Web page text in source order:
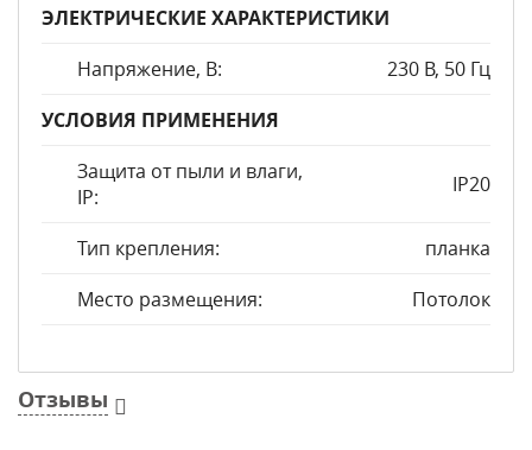
ЭЛЕКТРИЧЕСКИЕ ХАРАКТЕРИСТИКИ
Напряжение, В:
230 В, 50 Гц
УСЛОВИЯ ПРИМЕНЕНИЯ
Защита от пыли и влаги,
IP:
IP20
Тип крепления:
планка
Место размещения:
Потолок
Отзывы